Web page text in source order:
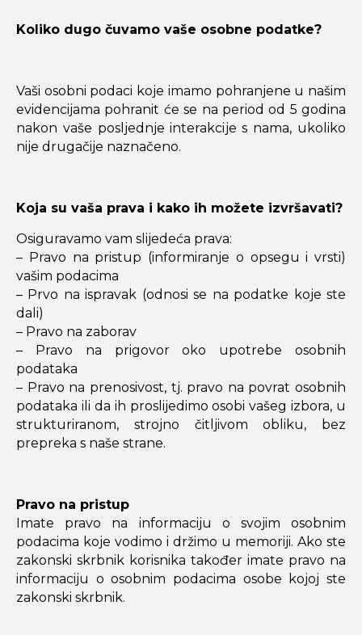
Koliko dugo čuvamo vaše osobne podatke?
Vaši osobni podaci koje imamo pohranjene u našim
evidencijama pohranit će se na period od 5 godina
nakon vaše posljednje interakcije s nama, ukoliko
nije drugačije naznačeno.
Koja su vaša prava i kako ih možete izvršavati?
Osiguravamo vam slijedeća prava:
– Pravo na pristup (informiranje o opsegu i vrsti)
vašim podacima
– Prvo na ispravak (odnosi se na podatke koje ste
dali)
– Pravo na zaborav
– Pravo na prigovor oko upotrebe osobnih
podataka
– Pravo na prenosivost, tj. pravo na povrat osobnih
podataka ili da ih proslijedimo osobi vašeg izbora, u
strukturiranom, strojno čitljivom obliku, bez
prepreka s naše strane.
Pravo na pristup
Imate pravo na informaciju o svojim osobnim
podacima koje vodimo i držimo u memoriji. Ako ste
zakonski skrbnik korisnika također imate pravo na
informaciju o osobnim podacima osobe kojoj ste
zakonski skrbnik.